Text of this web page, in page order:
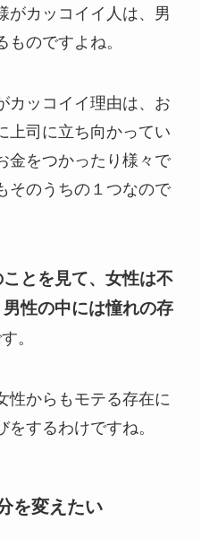
がカッコイイ人は、男
のですよね。
カッコイイ理由は、お
上司に立ち向かってい
金をつかったり様々で
そのうちの１つなので
とを見て、女性は不
性の中には憧れの存
。
性からもモテる存在に
するわけですね。
を変えたい